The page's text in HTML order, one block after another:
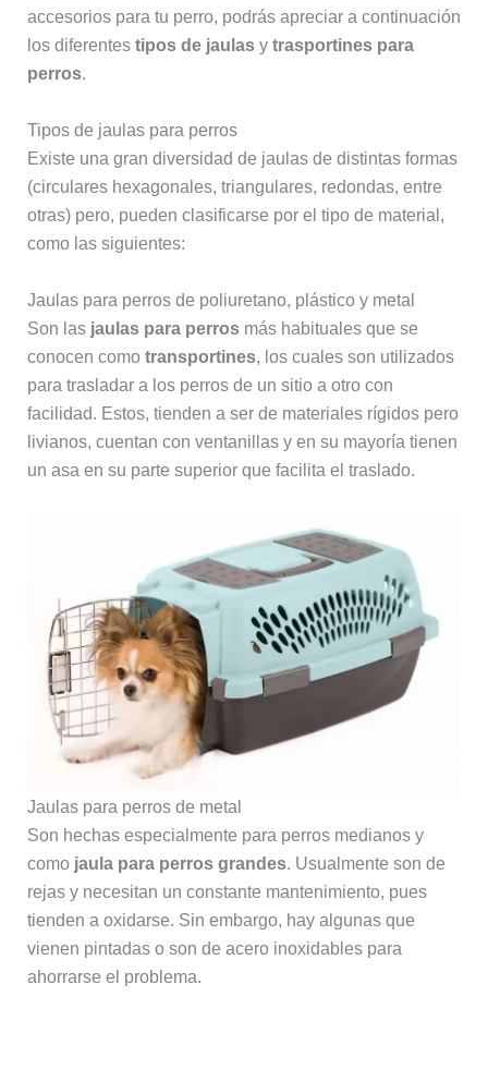
accesorios para tu perro, podrás apreciar a continuación
los diferentes tipos de jaulasy trasportines para
perros.
Tipos de jaulas para perros
Existe una gran diversidad de jaulas de distintas formas
(circulares hexagonales, triangulares, redondas, entre
otras) pero, pueden clasificarse por el tipo de material,
como las siguientes:
Jaulas para perros de poliuretano, plástico y metal
Son las jaulas para perrosmás habituales que se
conocen como transportines, los cuales son utilizados
para trasladar a los perros de un sitio a otro con
facilidad. Estos, tienden a ser de materiales rígidos pero
livianos, cuentan con ventanillas y en su mayoría tienen
un asa en su parte superior que facilita el traslado.
Jaulas para perros de metal
Son hechas especialmente para perros medianos y
como jaula para perros grandes. Usualmente son de
rejas y necesitan un constante mantenimiento, pues
tienden a oxidarse. Sin embargo, hay algunas que
vienen pintadas o son de acero inoxidables para
ahorrarse el problema.